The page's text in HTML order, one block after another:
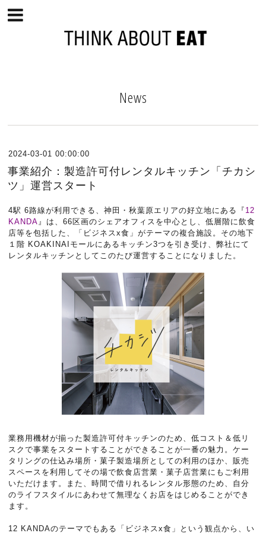
News
2024-03-01 00:00:00
事業紹介：製造許可付レンタルキッチン「チカシ
ツ」運営スタート
4駅 6路線が利用できる、神田・秋葉原エリアの好立地にある『 12
KANDA』は、66区画のシェアオフィスを中心とし、低層階に飲食
店等を包括した、「ビジネスx食」がテーマの複合施設。その地下
１階 KOAKINAIモールにあるキッチン3つを引き受け、弊社にて
レンタルキッチンとしてこのたび運営することになりました。
業務用機材が揃った製造許可付キッチンのため、低コスト＆低リ
スクで事業をスタートすることができることが一番の魅力。ケー
タリングの仕込み場所・菓子製造場所としての利用のほか、販売
スペースを利用してその場で飲食店営業・菓子店営業にもご利用
いただけます。また、時間で借りれるレンタル形態のため、自分
のライフスタイルにあわせて無理なくお店をはじめることができ
ます。
12 KANDAのテーマでもある「ビジネスx食」という観点から、い